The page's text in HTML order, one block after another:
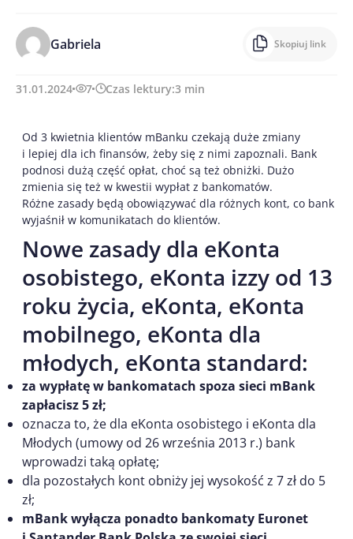
Gabriela Skopiuj link
31.01.2024 7 Czas lektury:3 min
Od 3 kwietnia klientów mBanku czekają duże zmiany
i lepiej dla ich finansów, żeby się z nimi zapoznali. Bank
podnosi dużą część opłat, choć są też obniżki. Dużo
zmienia się też w kwestii wypłat z bankomatów.
Różne zasady będą obowiązywać dla różnych kont, co bank
wyjaśnił w komunikatach do klientów.
Nowe zasady dla eKonta
osobistego, eKonta izzy od 13
roku życia, eKonta, eKonta
mobilnego, eKonta dla
młodych, eKonta standard:
za wypłatę w bankomatach spoza sieci mBank
zapłacisz 5 zł;
oznacza to, że dla eKonta osobistego i eKonta dla
Młodych (umowy od 26 września 2013 r.) bank
wprowadzi taką opłatę;
dla pozostałych kont obniży jej wysokość z 7 zł do 5
zł;
mBank wyłącza ponadto bankomaty Euronet